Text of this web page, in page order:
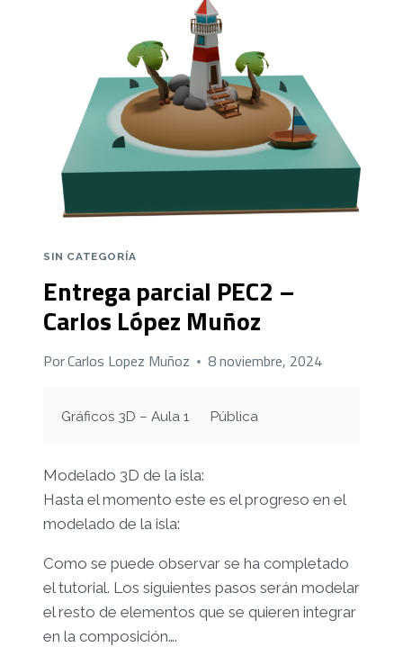
SIN CATEGORÍA
Entrega parcial PEC2 –
Carlos López Muñoz
PorCarlos Lopez Muñoz 8 noviembre, 2024
Gráficos 3D – Aula 1 Pública
Modelado 3D de la isla:
Hasta el momento este es el progreso en el
modelado de la isla:
Como se puede observar se ha completado
el tutorial. Los siguientes pasos serán modelar
el resto de elementos que se quieren integrar
en la composición….